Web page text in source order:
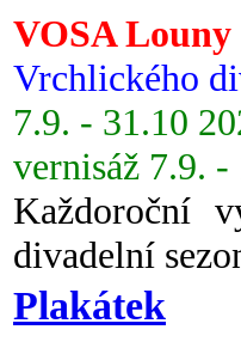
VOSA Louny
Vrchlického
7.9. - 31.10
vernisáž 7.9. -
Každoroční
divadelní
Plakátek